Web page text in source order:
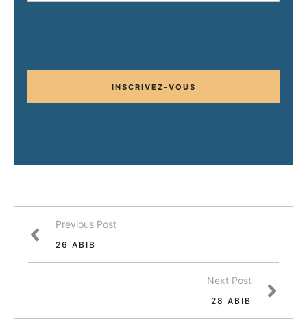
INSCRIVEZ-VOUS
Previous Post
26 ABIB
Next Post
28 ABIB